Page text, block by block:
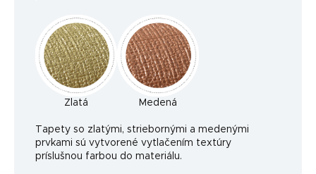
Zlatá Medená
Tapety so zlatými, striebornými a medenými
prvkami sú vytvorené vytlačením textúry
príslušnou farbou do materiálu.